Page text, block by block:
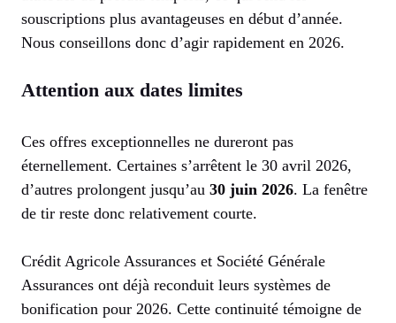
souscriptions plus avantageuses en début d’année.
Nous conseillons donc d’agir rapidement en 2026.
Attention aux dates limites
Ces offres exceptionnelles ne dureront pas
éternellement. Certaines s’arrêtent le 30 avril 2026,
d’autres prolongent jusqu’au 30 juin 2026. La fenêtre
de tir reste donc relativement courte.
Crédit Agricole Assurances et Société Générale
Assurances ont déjà reconduit leurs systèmes de
bonification pour 2026. Cette continuité témoigne de